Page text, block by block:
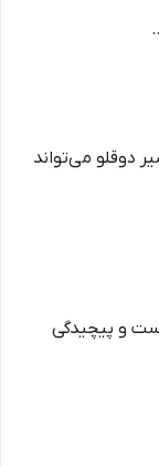
دوقلو می‌تواند
و پیچیدگی